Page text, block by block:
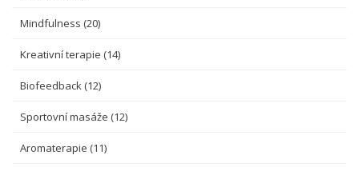
Mindfulness (20)
Kreativní terapie (14)
Biofeedback (12)
Sportovní masáže (12)
Aromaterapie (11)